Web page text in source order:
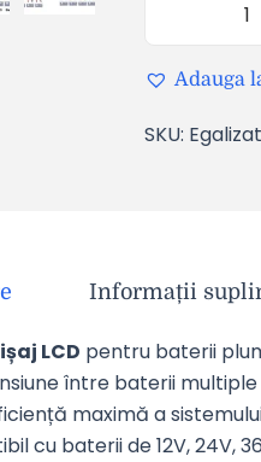
Adauga
SKU:
Informații
LCD pentru baterii
între baterii
maximă a
cu baterii de 12V, 24V,